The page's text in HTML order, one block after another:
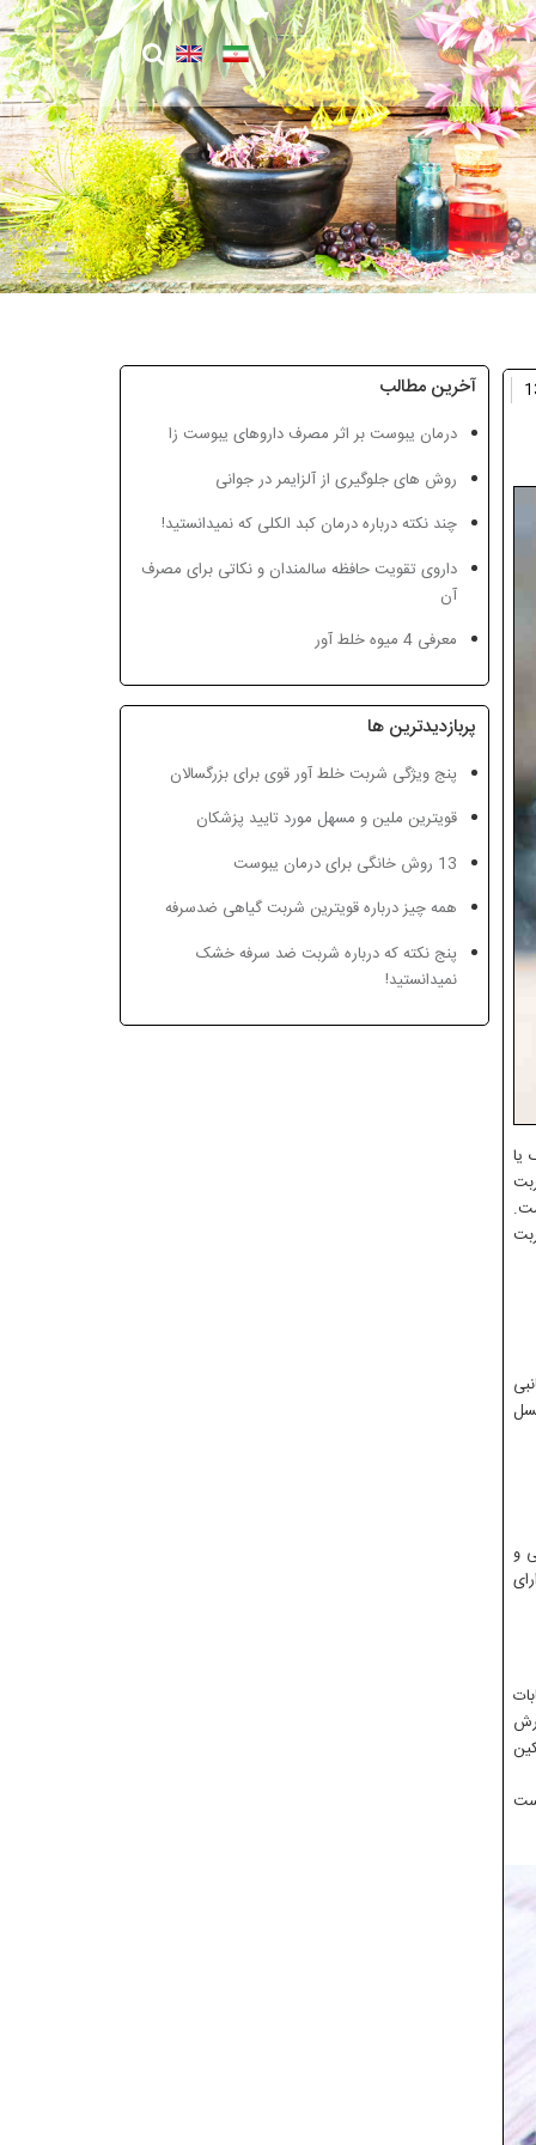
یا
و
آخرین مطالب
درمان یبوست بر اثر مصرف داروهای یبوست زا
روش های جلوگیری از آلزایمر در جوانی
چند نکته درباره درمان کبد الکلی که نمیدانستید!
داروی تقویت حافظه سالمندان و نکاتی برای مصرف
آن
معرفی 4 میوه خلط آور
پربازدیدترین ها
پنج ویژگی شربت خلط آور قوی برای بزرگسالان
قویترین ملین و مسهل مورد تایید پزشکان
13 روش خانگی برای درمان یبوست
همه چیز درباره قویترین شربت گیاهی ضدسرفه
پنج نکته که درباره شربت ضد سرفه خشک
نمیدانستید!